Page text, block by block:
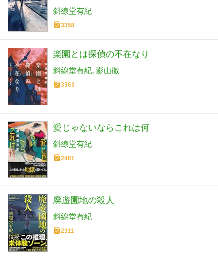
斜線堂有紀
3358
楽園とは探偵の不在なり
斜線堂有紀 影山徹
3363
愛じゃないならこれは何
斜線堂有紀
2481
廃遊園地の殺人
斜線堂有紀
2311